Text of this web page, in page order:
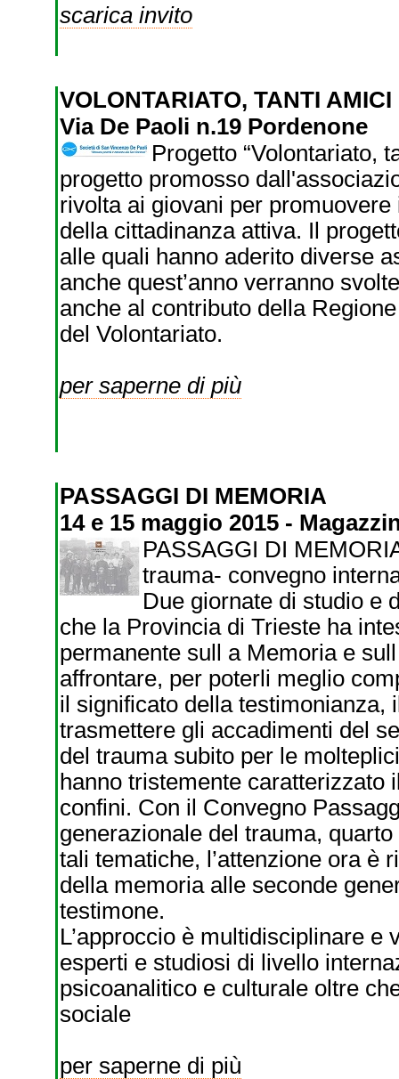
scarica invito
VOLONTARIATO, TANTI
Via De Paoli n.19 Pordenone
Progetto “Volontariato,
progetto promosso
rivolta ai giovani per
della cittadinanza attiva. Il
alle quali hanno aderito diverse
anche quest’anno verranno
anche al contributo della
del Volontariato.
per saperne di più
PASSAGGI DI MEMORIA
14 e 15 maggio 2015 -
PASSAGGI DI
trauma- convegno
Due giornate di studio e
che la Provincia di Trieste ha
permanente sull a Memoria e
affrontare, per poterli meglio
il significato della testimonianza,
trasmettere gli accadimenti del
del trauma subito per le
hanno tristemente caratterizzato
confini. Con il Convegno
generazionale del trauma,
tali tematiche, l’attenzione ora è
della memoria alle seconde
testimone.
L’approccio è multidisciplinare
esperti e studiosi di livello
psicoanalitico e culturale oltre
sociale
per saperne di più